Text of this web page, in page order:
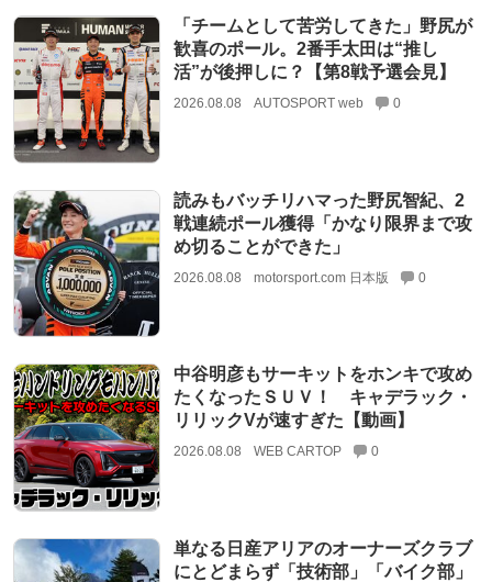
「チームとして苦労してきた」野尻が
歓喜のポール。2番手太田は“推し
活”が後押しに？【第8戦予選会見】
2026.08.08 AUTOSPORT web 0
読みもバッチリハマった野尻智紀、2
戦連続ポール獲得「かなり限界まで攻
め切ることができた」
2026.08.08 motorsport.com 日本版 0
中谷明彦もサーキットをホンキで攻め
たくなったＳＵＶ！ キャデラック・
リリックVが速すぎた【動画】
2026.08.08 WEB CARTOP 0
単なる日産アリアのオーナーズクラブ
にとどまらず「技術部」「バイク部」